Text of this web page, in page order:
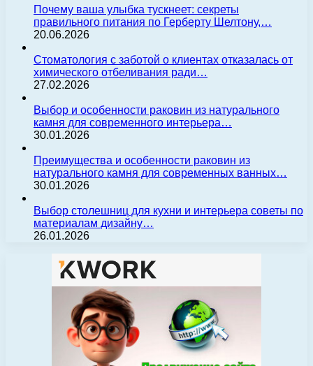
Почему ваша улыбка тускнеет: секреты
правильного питания по Герберту Шелтону,…
20.06.2026
Стоматология с заботой о клиентах отказалась от
химического отбеливания ради…
27.02.2026
Выбор и особенности раковин из натурального
камня для современного интерьера…
30.01.2026
Преимущества и особенности раковин из
натурального камня для современных ванных…
30.01.2026
Выбор столешниц для кухни и интерьера советы по
материалам дизайну…
26.01.2026